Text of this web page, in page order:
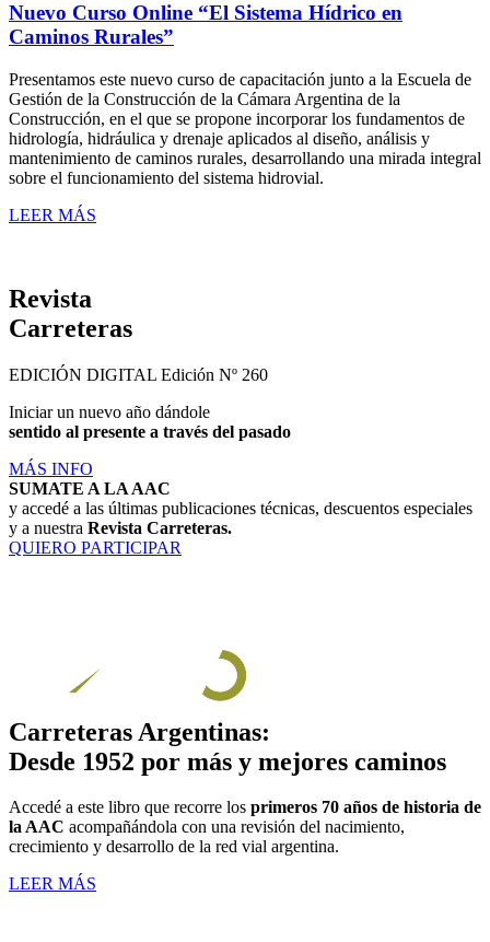
Nuevo Curso Online “El Sistema Hídrico en
Caminos Rurales”
Presentamos este nuevo curso de capacitación junto a la Escuela de
Gestión de la Construcción de la Cámara Argentina de la
Construcción, en el que se propone incorporar los fundamentos de
hidrología, hidráulica y drenaje aplicados al diseño, análisis y
mantenimiento de caminos rurales, desarrollando una mirada integral
sobre el funcionamiento del sistema hidrovial.
LEER MÁS
Revista
Carreteras
EDICIÓN DIGITAL Edición Nº 260
Iniciar un nuevo año dándole
sentido al presente a través del pasado
MÁS INFO
SUMATE A LA AAC
y accedé a las últimas publicaciones técnicas, descuentos especiales
y a nuestra Revista Carreteras.
QUIERO PARTICIPAR
Carreteras Argentinas:
Desde 1952 por más y mejores caminos
Accedé a este libro que recorre los primeros 70 años de historia de
la AAC acompañándola con una revisión del nacimiento,
crecimiento y desarrollo de la red vial argentina.
LEER MÁS